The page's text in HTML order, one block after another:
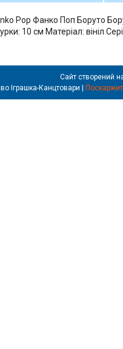
Pop Фанко Поп Боруто
10 см Матеріал: вініл
Сайт створений